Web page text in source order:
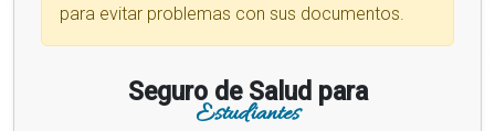
para evitar problemas con sus documentos.
Seguro de Salud para
Estudiantes